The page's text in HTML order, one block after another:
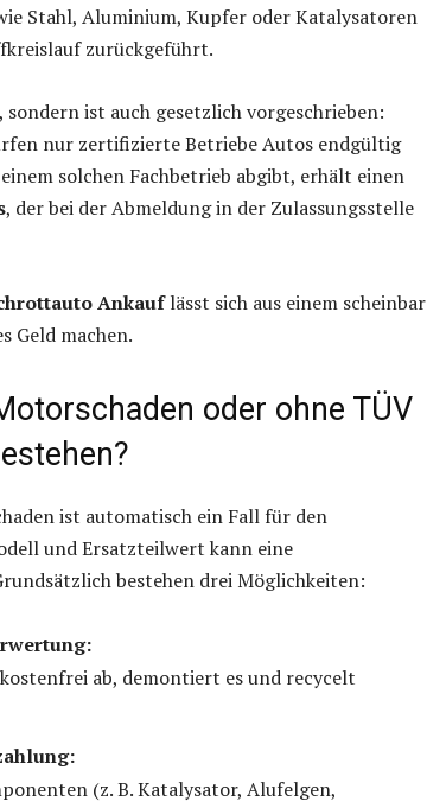
Stahl, Aluminium, Kupfer oder Katalysatoren
zurückgeführt.
ist auch gesetzlich vorgeschrieben:
nur zertifizierte Betriebe Autos endgültig
solchen Fachbetrieb abgibt, erhält einen
, der bei der Abmeldung in der Zulassungsstelle
Ankauflässt sich aus einem scheinbar
Geld machen.
oder ohne TÜV
ist automatisch ein Fall für den
und Ersatzteilwert kann eine
bestehen drei Möglichkeiten:
ab, demontiert es und recycelt
(z. B. Katalysator, Alufelgen,